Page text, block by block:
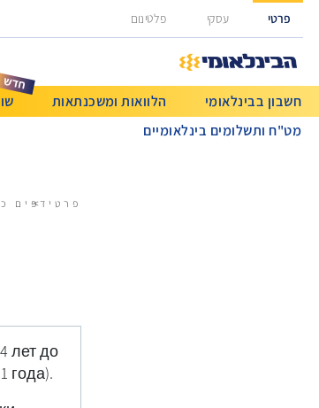
גישה ישירה לכפתור כניסה לחשבונך
פרטי עסקי פלטינום
חשבון בבינלאומי הלוואות ומשכנתאות
מט"ח ותשלומים בינלאומיים
פרטי דפים
лет до
года).